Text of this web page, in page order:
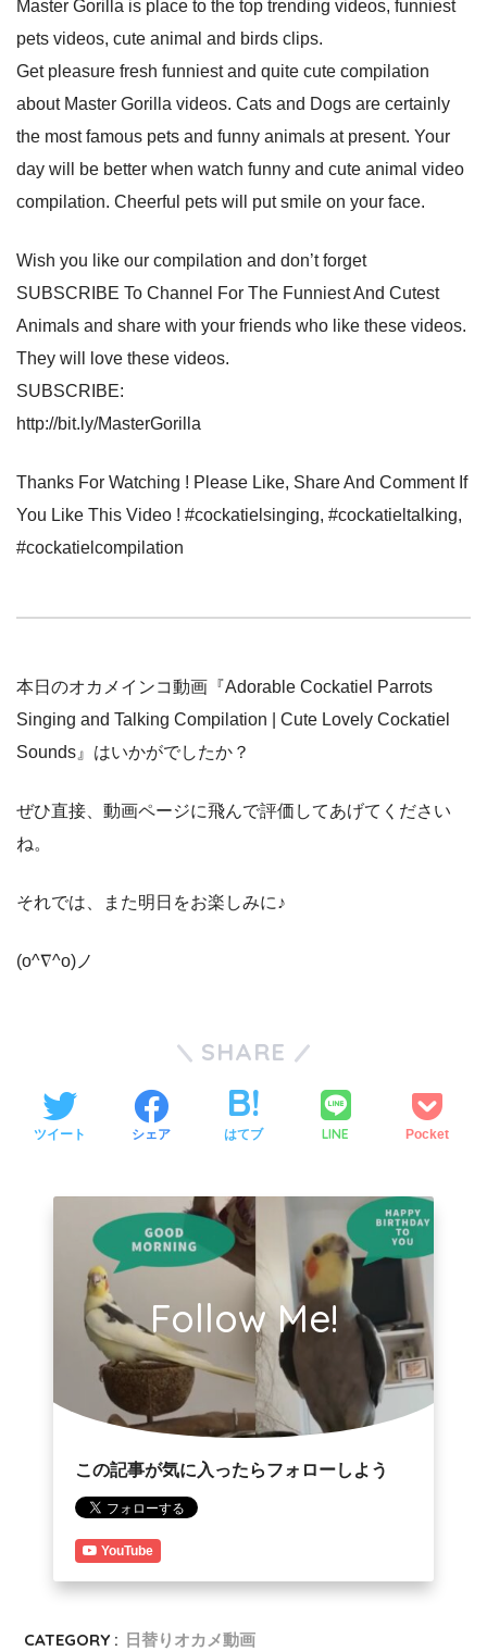
Master Gorilla is place to the top trending videos, funniest
pets videos, cute animal and birds clips.
Get pleasure fresh funniest and quite cute compilation
about Master Gorilla videos. Cats and Dogs are certainly
the most famous pets and funny animals at present. Your
day will be better when watch funny and cute animal video
compilation. Cheerful pets will put smile on your face.
Wish you like our compilation and don’t forget
SUBSCRIBE To Channel For The Funniest And Cutest
Animals and share with your friends who like these videos.
They will love these videos.
SUBSCRIBE:
http://bit.ly/MasterGorilla
Thanks For Watching ! Please Like, Share And Comment If
You Like This Video ! #cockatielsinging, #cockatieltalking,
#cockatielcompilation
本日のオカメインコ動画『Adorable Cockatiel Parrots
Singing and Talking Compilation | Cute Lovely Cockatiel
Sounds』はいかがでしたか？
ぜひ直接、動画ページに飛んで評価してあげてください
ね。
それでは、また明日をお楽しみに♪
(o^∇^o)ノ
SHARE
ツイート シェア はてブ LINE Pocket
Follow Me!
この記事が気に入ったらフォローしよう
YouTube
CATEGORY : 日替りオカメ動画